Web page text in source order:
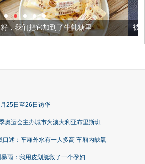
糖里 被列入佛家七宝的它到底有
25日至26日访华
奥运会主办城市为澳大利亚布里斯班
口述：车厢外水有一人多高 车厢内缺氧
雨：我用皮划艇救了一个孕妇